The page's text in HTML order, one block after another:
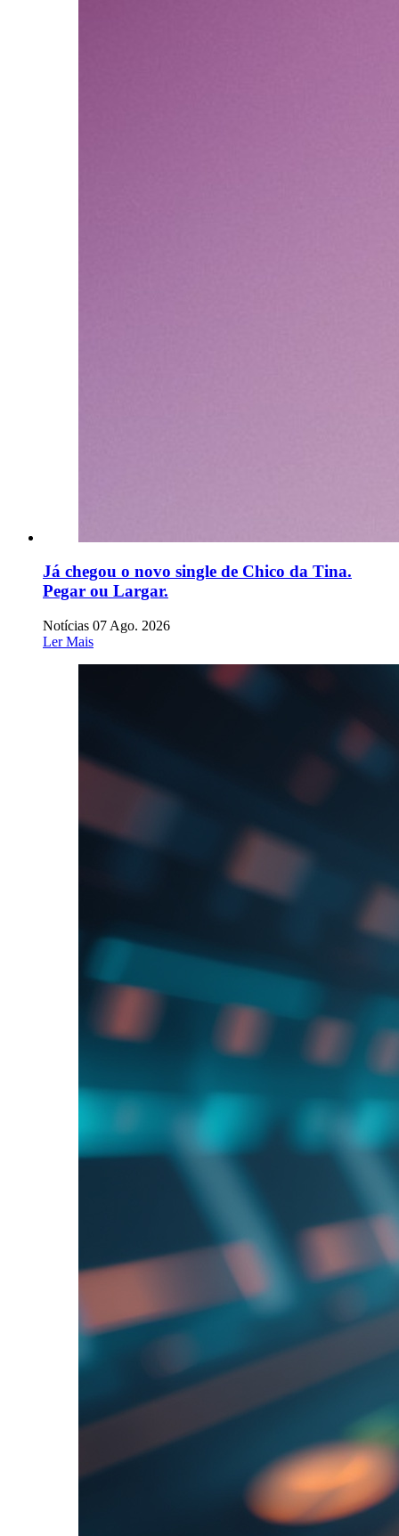
Já chegou o novo single de Chico da Tina.
Pegar ou Largar.
Notícias 07 Ago. 2026
Ler Mais